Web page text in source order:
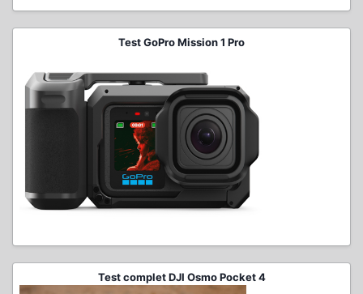
Test GoPro Mission 1 Pro
Test complet DJI Osmo Pocket 4